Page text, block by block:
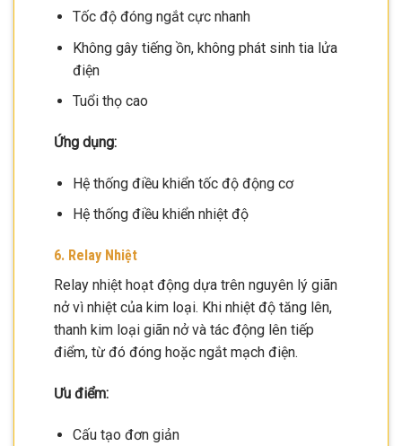
Tốc độ đóng ngắt cực nhanh
Không gây tiếng ồn, không phát sinh tia lửa
điện
Tuổi thọ cao
Ứng dụng:
Hệ thống điều khiển tốc độ động cơ
Hệ thống điều khiển nhiệt độ
6. Relay Nhiệt
Relay nhiệt hoạt động dựa trên nguyên lý giãn
nở vì nhiệt của kim loại. Khi nhiệt độ tăng lên,
thanh kim loại giãn nở và tác động lên tiếp
điểm, từ đó đóng hoặc ngắt mạch điện.
Ưu điểm:
Cấu tạo đơn giản